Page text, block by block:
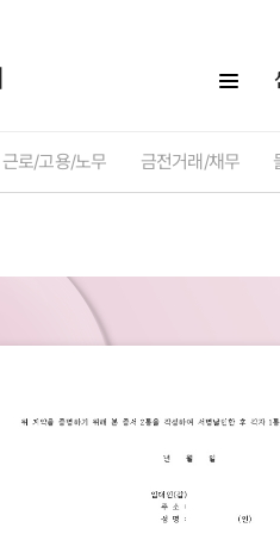
근로/고용/노무 금전거래/채무